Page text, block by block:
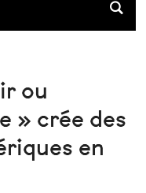
ou
» crée des
en